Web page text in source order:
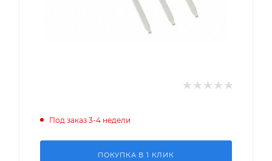
Под заказ 3-4 недели
ПОКУПКА В 1 КЛИК